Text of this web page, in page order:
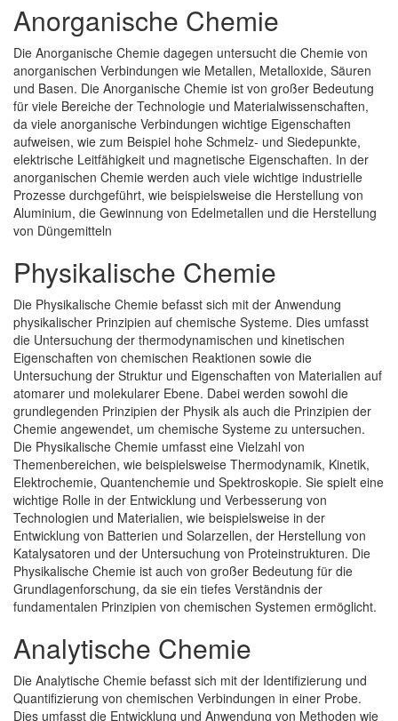
Anorganische Chemie
Die Anorganische Chemie dagegen untersucht die Chemie von
anorganischen Verbindungen wie Metallen, Metalloxide, Säuren
und Basen. Die Anorganische Chemie ist von großer Bedeutung
für viele Bereiche der Technologie und Materialwissenschaften,
da viele anorganische Verbindungen wichtige Eigenschaften
aufweisen, wie zum Beispiel hohe Schmelz- und Siedepunkte,
elektrische Leitfähigkeit und magnetische Eigenschaften. In der
anorganischen Chemie werden auch viele wichtige industrielle
Prozesse durchgeführt, wie beispielsweise die Herstellung von
Aluminium, die Gewinnung von Edelmetallen und die Herstellung
von Düngemitteln
Physikalische Chemie
Die Physikalische Chemie befasst sich mit der Anwendung
physikalischer Prinzipien auf chemische Systeme. Dies umfasst
die Untersuchung der thermodynamischen und kinetischen
Eigenschaften von chemischen Reaktionen sowie die
Untersuchung der Struktur und Eigenschaften von Materialien auf
atomarer und molekularer Ebene. Dabei werden sowohl die
grundlegenden Prinzipien der Physik als auch die Prinzipien der
Chemie angewendet, um chemische Systeme zu untersuchen.
Die Physikalische Chemie umfasst eine Vielzahl von
Themenbereichen, wie beispielsweise Thermodynamik, Kinetik,
Elektrochemie, Quantenchemie und Spektroskopie. Sie spielt eine
wichtige Rolle in der Entwicklung und Verbesserung von
Technologien und Materialien, wie beispielsweise in der
Entwicklung von Batterien und Solarzellen, der Herstellung von
Katalysatoren und der Untersuchung von Proteinstrukturen. Die
Physikalische Chemie ist auch von großer Bedeutung für die
Grundlagenforschung, da sie ein tiefes Verständnis der
fundamentalen Prinzipien von chemischen Systemen ermöglicht.
Analytische Chemie
Die Analytische Chemie befasst sich mit der Identifizierung und
Quantifizierung von chemischen Verbindungen in einer Probe.
Dies umfasst die Entwicklung und Anwendung von Methoden wie